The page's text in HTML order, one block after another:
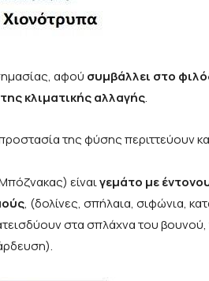
αφού συμβάλλει στο
κλιματικής αλλαγής.
της φύσης περιττεύουν
είναιγεμάτο με
, (δολίνες, σπήλαια, σιφώνια,
στα σπλάχνα του